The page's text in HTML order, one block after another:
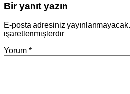
Bir yanıt yazın
E-posta adresiniz yayınlanmayacak.
işaretlenmişlerdir
Yorum *